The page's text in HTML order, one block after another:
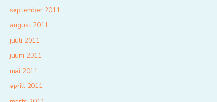
september 2011
august 2011
juuli 2011
juuni 2011
mai 2011
aprill 2011